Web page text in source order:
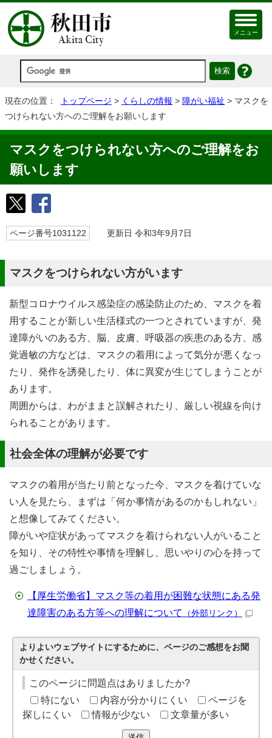
メニュー
現在の位置： トップページ > くらしの情報 > 障がい福祉 > マスクを
つけられない方へのご理解をお願いします
マスクをつけられない方へのご理解をお
願いします
ページ番号1031122 更新日 令和3年9月7日
マスクをつけられない方がいます
新型コロナウイルス感染症の感染防止のため、マスクを着
用することが新しい生活様式の一つとされていますが、発
達障がいのある方、脳、皮膚、呼吸器の疾患のある方、感
覚過敏の方などは、マスクの着用によって気分が悪くなっ
たり、発作を誘発したり、体に異変が生じてしまうことが
あります。
周囲からは、わがままと誤解されたり、厳しい視線を向け
られることがあります。
社会全体の理解が必要です
マスクの着用が当たり前となった今、マスクを着けていな
い人を見たら、まずは「何か事情があるのかもしれない」
と想像してみてください。
障がいや症状があってマスクを着けられない人がいること
を知り、その特性や事情を理解し、思いやりの心を持って
過ごしましょう。
【厚生労働省】マスク等の着用が困難な状態にある発
達障害のある方等への理解について
（外部リンク）
よりよいウェブサイトにするために、ページのご感想をお聞
かせください。
このページに問題点はありましたか?
特にない
内容が分かりにくい
ページを
探しにくい
情報が少ない 文章量が多い